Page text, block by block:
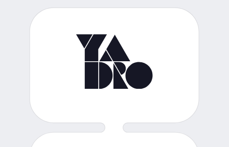
23.09.2025
Реализовали комплексный проект «под
машиностроительной компании
К2 НейроТех создал вычислительный
кластер, ускоривший инженерные